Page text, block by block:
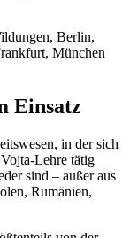
Berlin,
München
Einsatz
in der sich
Lehre tätig
sind – außer aus
Rumänien,